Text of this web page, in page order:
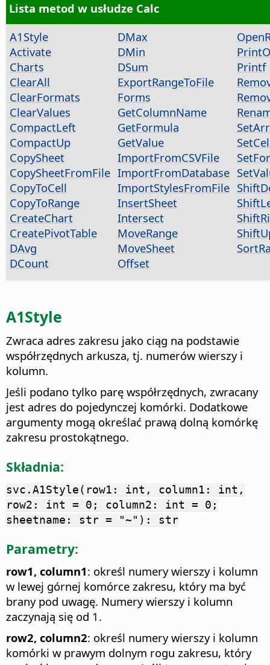
Lista metod w usłudze Calc
A1Style
Activate
Charts
ClearAll
ClearFormats
ClearValues
CompactLeft
CompactUp
CopySheet
CopySheetFromFile
CopyToCell
CopyToRange
CreateChart
CreatePivotTable
DAvg
DCount
DMax
DMin
DSum
ExportRangeToFile
Forms
GetColumnName
GetFormula
GetValue
ImportFromCSVFile
ImportFromDatabase
ImportStylesFromFile
InsertSheet
Intersect
MoveRange
MoveSheet
Offset
Printf
A1Style
Zwraca adres zakresu jako ciąg na podstawie
współrzędnych arkusza, tj. numerów wierszy i
kolumn.
Jeśli podano tylko parę współrzędnych, zwracany
jest adres do pojedynczej komórki. Dodatkowe
argumenty mogą określać prawą dolną komórkę
zakresu prostokątnego.
Składnia:
svc.A1Style(row1: int, column1: int,
row2: int = 0; column2: int = 0;
sheetname: str = "~"): str
Parametry:
row1, column1: określ numery wierszy i kolumn
w lewej górnej komórce zakresu, który ma być
brany pod uwagę. Numery wierszy i kolumn
zaczynają się od 1.
row2, column2: określ numery wierszy i kolumn
komórki w prawym dolnym rogu zakresu, który